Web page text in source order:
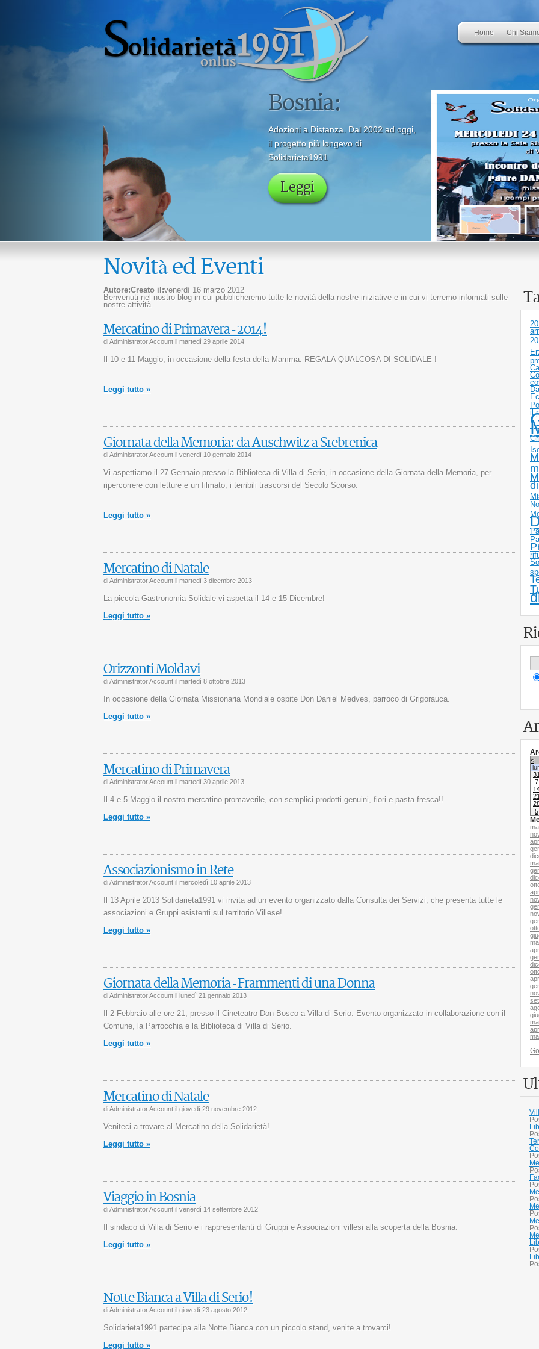
Home Chi
Alla scoperta
Leggi
Novità ed Eventi
Autore:Creato il:venerdì 16 marzo 2012
Benvenuti nel nostro blog in cui pubblicheremo tutte le novità della nostre iniziative e in cui vi terremo informati sulle
nostre attività
Mercatino di Primavera - 2014!
di Administrator Account il martedì 29 aprile 2014
Il 10 e 11 Maggio, in occasione della festa della Mamma: REGALA QUALCOSA DI SOLIDALE !
Leggi tutto »
Giornata della Memoria: da Auschwitz a Srebrenica
di Administrator Account il venerdì 10 gennaio 2014
Vi aspettiamo il 27 Gennaio presso la Biblioteca di Villa di Serio, in occasione della Giornata della Memoria, per
ripercorrere con letture e un filmato, i terribili trascorsi del Secolo Scorso.
Leggi tutto »
Mercatino di Natale
di Administrator Account il martedì 3 dicembre 2013
La piccola Gastronomia Solidale vi aspetta il 14 e 15 Dicembre!
Leggi tutto »
Orizzonti Moldavi
di Administrator Account il martedì 8 ottobre 2013
In occasione della Giornata Missionaria Mondiale ospite Don Daniel Medves, parroco di Grigorauca.
Leggi tutto »
Mercatino di Primavera
di Administrator Account il martedì 30 aprile 2013
Il 4 e 5 Maggio il nostro mercatino promaverile, con semplici prodotti genuini, fiori e pasta fresca!!
Leggi tutto »
Associazionismo in Rete
di Administrator Account il mercoledì 10 aprile 2013
Il 13 Aprile 2013 Solidarieta1991 vi invita ad un evento organizzato dalla Consulta dei Servizi, che presenta tutte le
associazioni e Gruppi esistenti sul territorio Villese!
Leggi tutto »
Giornata della Memoria - Frammenti di una Donna
di Administrator Account il lunedì 21 gennaio 2013
Il 2 Febbraio alle ore 21, presso il Cineteatro Don Bosco a Villa di Serio. Evento organizzato in collaborazione con il
Comune, la Parrocchia e la Biblioteca di Villa di Serio.
Leggi tutto »
Mercatino di Natale
di Administrator Account il giovedì 29 novembre 2012
Veniteci a trovare al Mercatino della Solidarietà!
Leggi tutto »
Viaggio in Bosnia
di Administrator Account il venerdì 14 settembre 2012
Il sindaco di Villa di Serio e i rappresentanti di Gruppi e Associazioni villesi alla scoperta della Bosnia.
Leggi tutto »
Notte Bianca a Villa di Serio!
di Administrator Account il giovedì 23 agosto 2012
Solidarieta1991 partecipa alla Notte Bianca con un piccolo stand, venite a trovarci!
Leggi tutto »
il
<
31
7
21
5
Go